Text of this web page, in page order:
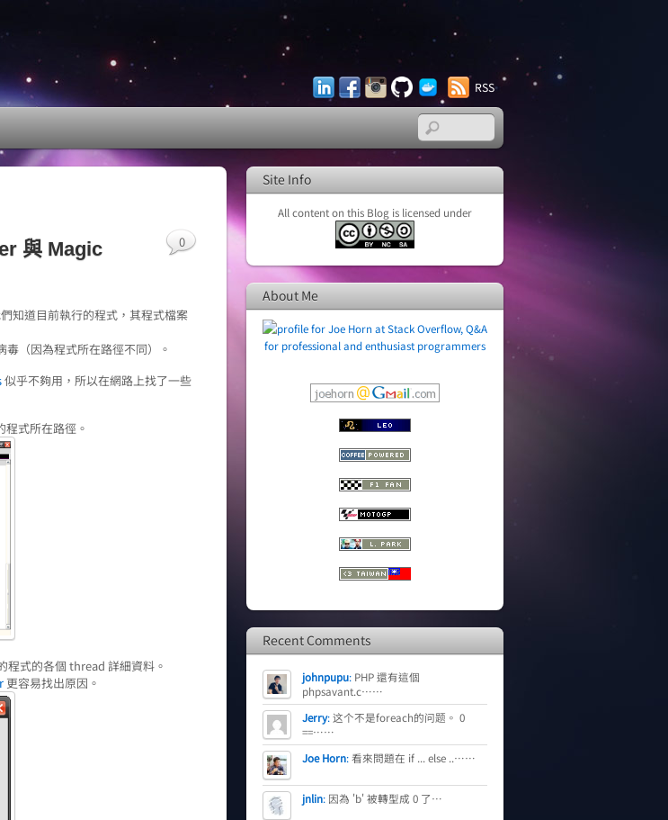
LinkedInFacebookInstagram
GitHub Docker
Hub
RSS
與 Magic
知道目前執行的程式，其程式檔案
（因為程式所在路徑不同）。
似乎不夠用，所以在網路上找了一些
式所在路徑。
式的各個 thread 詳細資料。
更容易找出原因。
0
Site Info
All content on this Blog is licensed under
About Me
Recent Comments
johnpupu: PHP 還有這個
phpsavant.c……
Jerry:这个不是foreach的问题。 0
==……
Joe Horn:看來問題在 if ... else ..……
jnlin: 因為 'b' 被轉型成 0 了…